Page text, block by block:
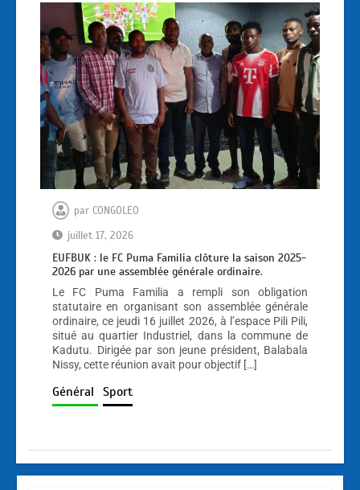
par CONGOLEO
juillet 17, 2026
EUFBUK : le FC Puma Familia clôture la saison 2025-
2026 par une assemblée générale ordinaire.
Le FC Puma Familia a rempli son obligation
statutaire en organisant son assemblée générale
ordinaire, ce jeudi 16 juillet 2026, à l’espace Pili Pili,
situé au quartier Industriel, dans la commune de
Kadutu. Dirigée par son jeune président, Balabala
Nissy, cette réunion avait pour objectif […]
Général Sport